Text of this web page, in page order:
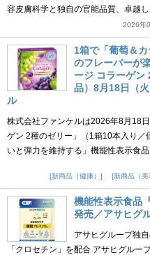
容皮膚科学と独自の官能品質、卓越
2026年
1箱で「葡萄＆
のフレーバーが
ージ コラーゲン
品）8月18日（
ル
株式会社ファンケルは2026年8月18
ゲン 2種のゼリー」（1箱10本入り
いと弾力を維持する」機能性表示食
新商品（健康）
新商品（美
機能性表示食品
発売／アサヒグ
アサヒグループ独
「クロセチン」を配合 アサヒグルー